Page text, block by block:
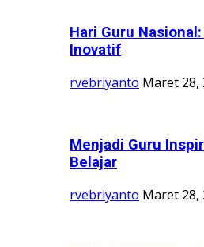
Hari Guru
Inovatif
rvebriyanto Maret 28,
Menjadi Guru
Belajar
rvebriyanto Maret 28,